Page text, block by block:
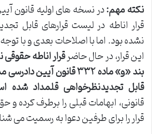
نکته مهم:در نسخه های اولیه قانون
قرار اناطه در لیست قرارهای قابل
نشده بود. اما با اصلاحات بعدی و با
این قرار، در حال حاضرقرار اناطه
بند «و» ماده ۳۳۲ قانون آیین
قابل تجدیدنظرخواهی قلمداد شده
قانونی، ابهامات قبلی را برطرف کرده و
قرار را برای طرفین دعوا به رسمیت می